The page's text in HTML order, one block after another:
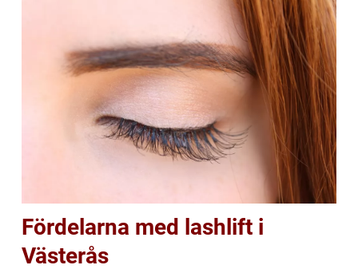
Fördelarna med lashlift i
Västerås